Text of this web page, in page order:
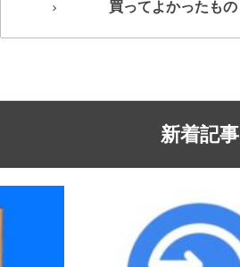
買ってよかったもの
新着記事